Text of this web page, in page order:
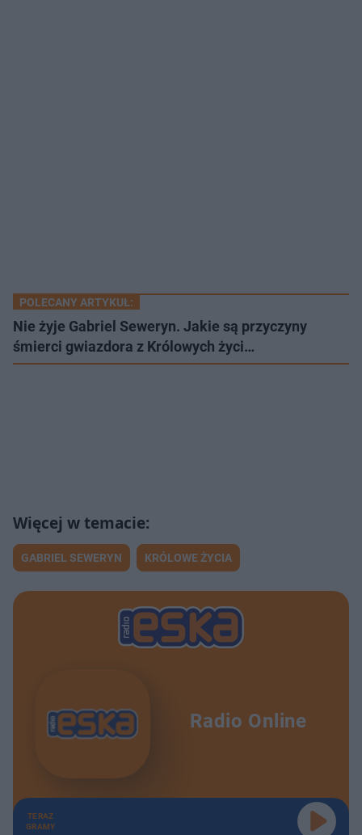
POLECANY ARTYKUŁ:
Nie żyje Gabriel Seweryn. Jakie są przyczyny
śmierci gwiazdora z Królowych życi…
GABRIEL SEWERYN KRÓLOWE ŻYCIA
Radio Online
TERAZ
GRAMY